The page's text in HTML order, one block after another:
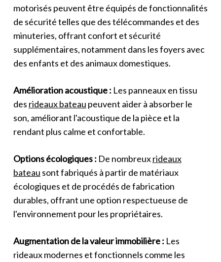
motorisés peuvent être équipés de fonctionnalités
de sécurité telles que des télécommandes et des
minuteries, offrant confort et sécurité
supplémentaires, notamment dans les foyers avec
des enfants et des animaux domestiques.
Amélioration acoustique : Les panneaux en tissu
des rideaux bateau peuvent aider à absorber le
son, améliorant l'acoustique de la pièce et la
rendant plus calme et confortable.
Options écologiques : De nombreuxrideaux
bateau sont fabriqués à partir de matériaux
écologiques et de procédés de fabrication
durables, offrant une option respectueuse de
l'environnement pour les propriétaires.
Augmentation de la valeur immobilière : Les
rideaux modernes et fonctionnels comme les